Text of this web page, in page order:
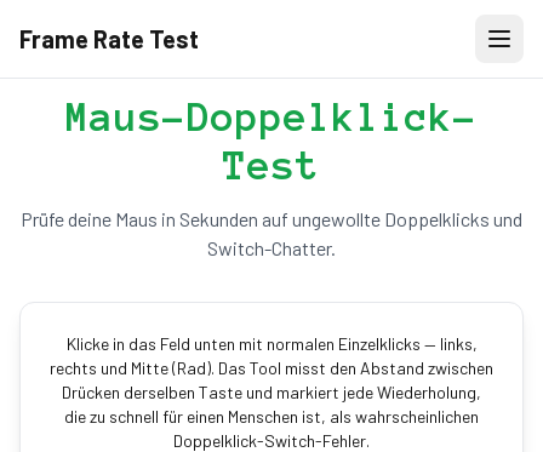
Frame Rate Test
Maus-Doppelklick-
Test
Prüfe deine Maus in Sekunden auf ungewollte Doppelklicks und
Switch-Chatter.
Klicke in das Feld unten mit normalen Einzelklicks — links,
rechts und Mitte (Rad). Das Tool misst den Abstand zwischen
Drücken derselben Taste und markiert jede Wiederholung,
die zu schnell für einen Menschen ist, als wahrscheinlichen
Doppelklick-Switch-Fehler.